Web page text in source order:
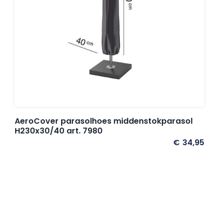
Glatz stofstalen collectie Sampleboeken
Onze merken
AeroCover parasolhoes middenstokparasol
H230x30/40 art. 7980
€ 34,95